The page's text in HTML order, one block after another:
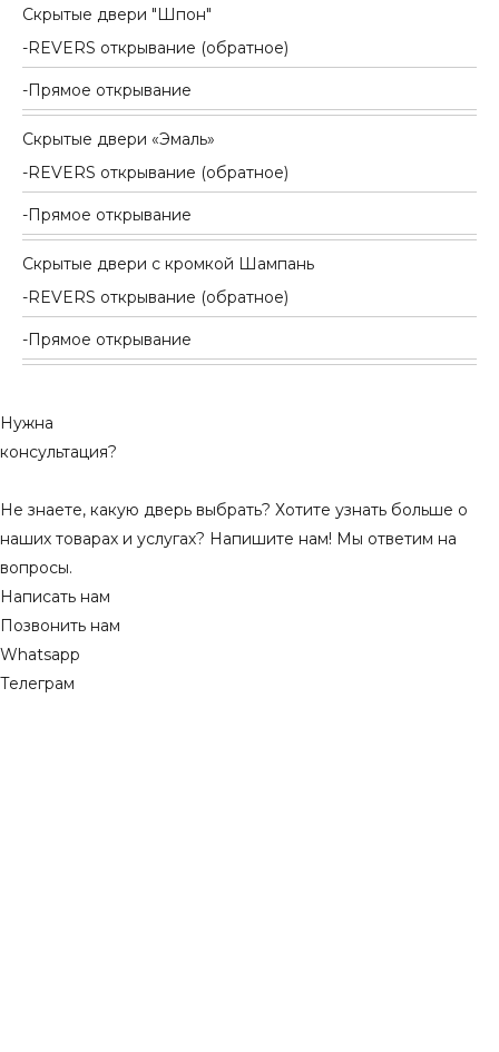
Скрытые двери "Шпон"
REVERS открывание (обратное)
Прямое открывание
Скрытые двери «Эмаль»
REVERS открывание (обратное)
Прямое открывание
Скрытые двери с кромкой Шампань
REVERS открывание (обратное)
Прямое открывание
Нужна
консультация?
Не знаете, какую дверь выбрать? Хотите узнать больше о
наших товарах и услугах? Напишите нам! Мы ответим на
вопросы.
Написать нам
Позвонить нам
Whatsapp
Телеграм